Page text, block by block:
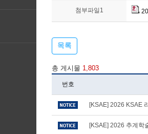
첨부파일1
목록
총 게시물 1,803
번호
[KSAE] 2026 KSAE
[KSAE] 2026 추계학